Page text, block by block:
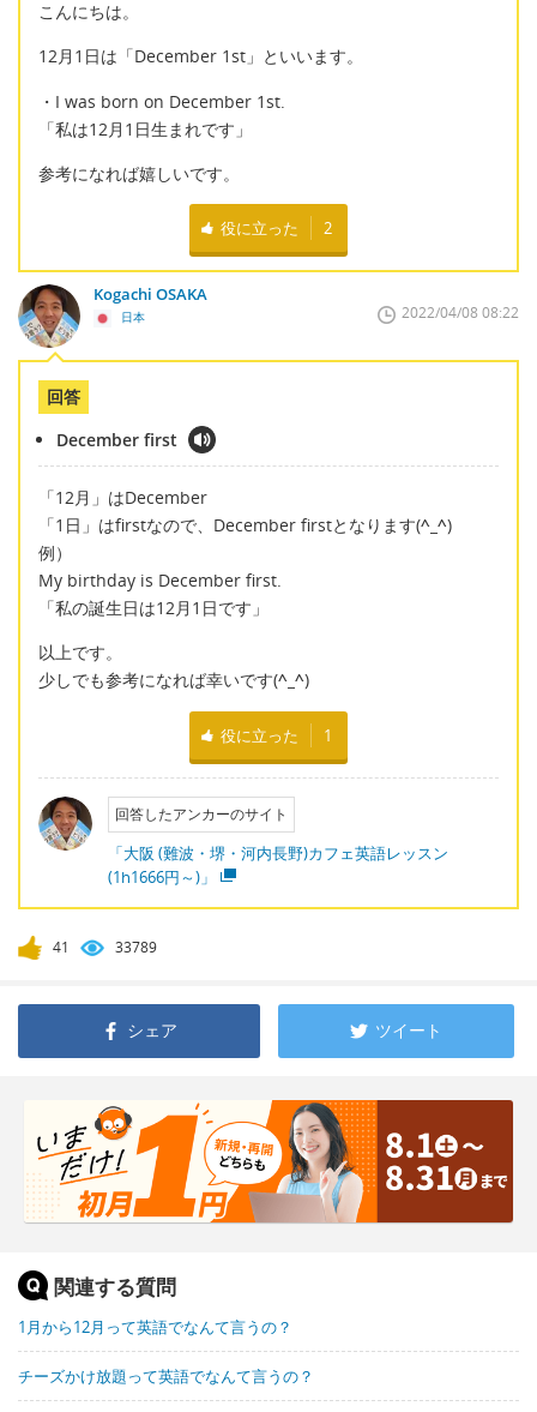
こんにちは。
12月1日は「December 1st」といいます。
・I was born on December 1st.
「私は12月1日生まれです」
参考になれば嬉しいです。
役に立った 2
Kogachi OSAKA
日本 2022/04/08 08:22
回答
December first
「12月」はDecember
「1日」はfirstなので、December firstとなります(^_^)
例）
My birthday is December first.
「私の誕生日は12月1日です」
以上です。
少しでも参考になれば幸いです(^_^)
役に立った 1
回答したアンカーのサイト
「大阪 (難波・堺・河内長野)カフェ英語レッスン
(1h1666円～)」
41 33789
シェア ツイート
関連する質問
1月から12月って英語でなんて言うの？
チーズかけ放題って英語でなんて言うの？